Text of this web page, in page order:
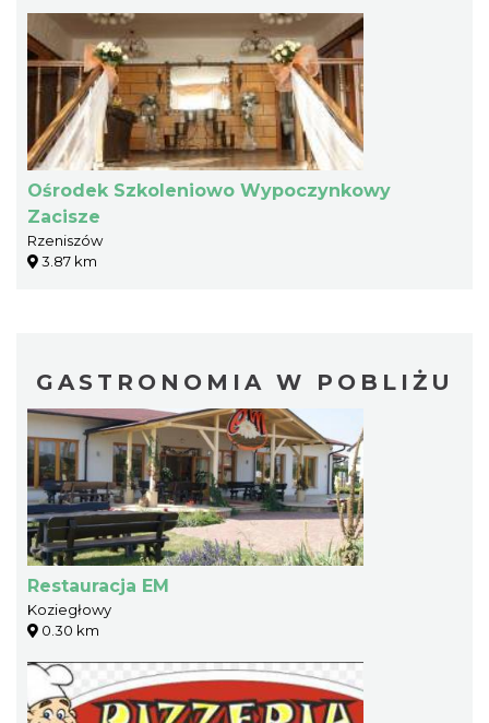
Ośrodek Szkoleniowo Wypoczynkowy
Zacisze
Rzeniszów
3.87 km
GASTRONOMIA W POBLIŻU
Restauracja EM
Koziegłowy
0.30 km